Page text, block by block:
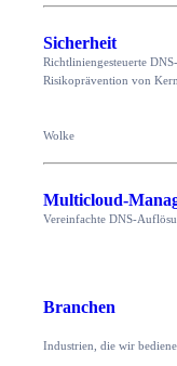
Sicherheit
Richtliniengesteuerte
Risikoprävention von
Wolke
Multicloud-
Vereinfachte DNS-
Branchen
Industrien, die wir